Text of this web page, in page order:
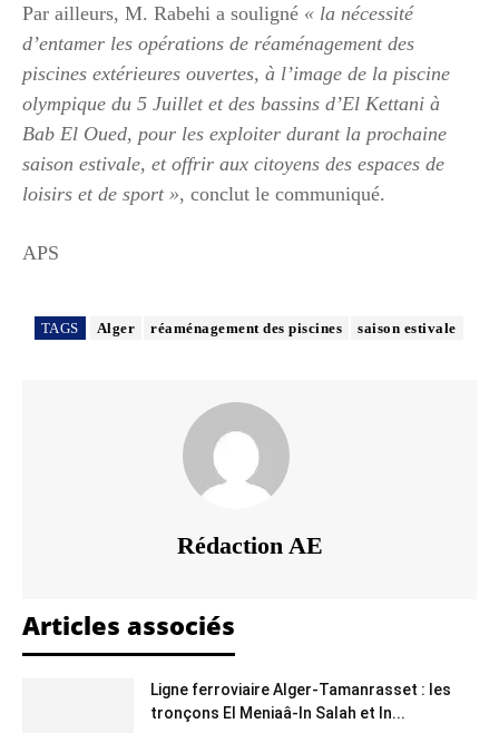
Par ailleurs, M. Rabehi a souligné « la nécessité
d’entamer les opérations de réaménagement des
piscines extérieures ouvertes, à l’image de la piscine
olympique du 5 Juillet et des bassins d’El Kettani à
Bab El Oued, pour les exploiter durant la prochaine
saison estivale, et offrir aux citoyens des espaces de
loisirs et de sport », conclut le communiqué.
APS
TAGS Alger réaménagement des piscines saison estivale
Rédaction AE
Articles associés
Ligne ferroviaire Alger-Tamanrasset : les
tronçons El Meniaâ-In Salah et In...